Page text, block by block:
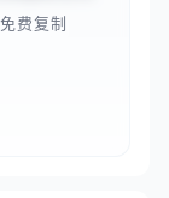
费复制